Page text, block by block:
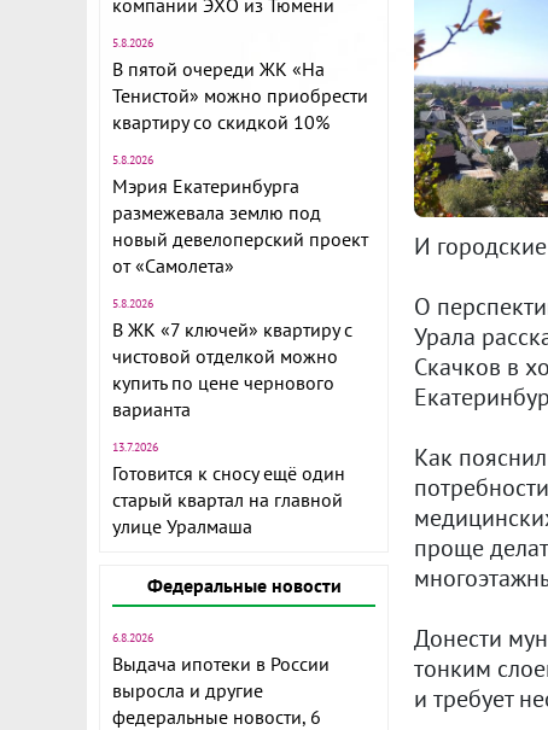
компании ЭХО из Тюмени
5.8.2026
В пятой очереди ЖК «На
Тенистой» можно приобрести
квартиру со скидкой 10%
5.8.2026
Мэрия Екатеринбурга
размежевала землю под
новый девелоперский проект
от «Самолета»
5.8.2026
В ЖК «7 ключей» квартиру с
чистовой отделкой можно
купить по цене чернового
варианта
13.7.2026
Готовится к сносу ещё один
старый квартал на главной
улице Уралмаша
Федеральные новости
6.8.2026
Выдача ипотеки в России
выросла и другие
федеральные новости, 6
И
О
Урала
Скачков в
Как
проще
Донести
тонким
и требует